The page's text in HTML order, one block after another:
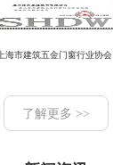
上海市建筑五金门窗行业协会
了解更多 >>